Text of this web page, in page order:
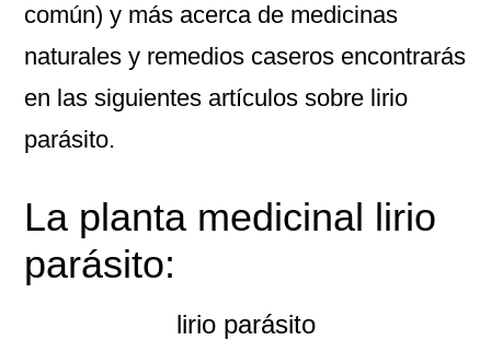
común) y más acerca de medicinas
naturales y remedios caseros encontrarás
en las siguientes artículos sobre lirio
parásito.
La planta medicinal lirio
parásito:
lirio parásito